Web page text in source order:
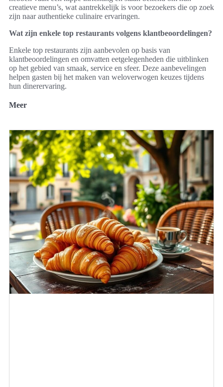
creatieve menu’s, wat aantrekkelijk is voor bezoekers die op zoek
zijn naar authentieke culinaire ervaringen.
Wat zijn enkele top restaurants volgens klantbeoordelingen?
Enkele top restaurants zijn aanbevolen op basis van
klantbeoordelingen en omvatten eetgelegenheden die uitblinken
op het gebied van smaak, service en sfeer. Deze aanbevelingen
helpen gasten bij het maken van weloverwogen keuzes tijdens
hun dinerervaring.
Meer